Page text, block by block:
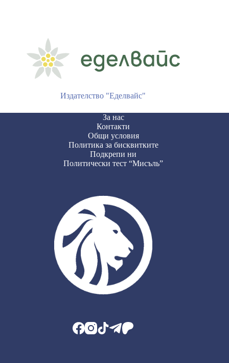
Издателство "Еделвайс"
За нас
Контакти
Общи условия
Политика за бисквитките
Подкрепи ни
Политически тест “Мисъль”